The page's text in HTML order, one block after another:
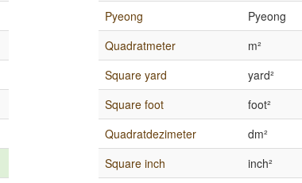
Pyeong
Pyeong
Quadratmeter
m²
Square yard
yard²
Square foot
foot²
Quadratdezimeter
dm²
Square inch
inch²